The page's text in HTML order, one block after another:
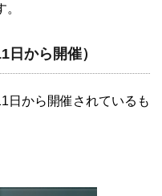
から開催）
日から開催されているも